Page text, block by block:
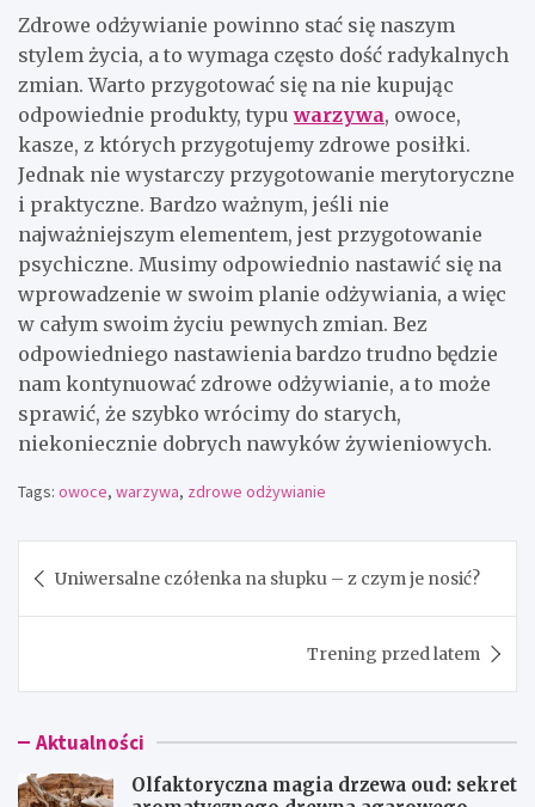
Zdrowe odżywianie powinno stać się naszym
stylem życia, a to wymaga często dość radykalnych
zmian. Warto przygotować się na nie kupując
odpowiednie produkty, typuwarzywa, owoce,
kasze, z których przygotujemy zdrowe posiłki.
Jednak nie wystarczy przygotowanie merytoryczne
i praktyczne. Bardzo ważnym, jeśli nie
najważniejszym elementem, jest przygotowanie
psychiczne. Musimy odpowiednio nastawić się na
wprowadzenie w swoim planie odżywiania, a więc
w całym swoim życiu pewnych zmian. Bez
odpowiedniego nastawienia bardzo trudno będzie
nam kontynuować zdrowe odżywianie, a to może
sprawić, że szybko wrócimy do starych,
niekoniecznie dobrych nawyków żywieniowych.
Tags: owoce, warzywa, zdrowe odżywianie
wpisu
Uniwersalne czółenka na słupku – z czym je nosić?
Trening przed latem
Aktualności
Olfaktoryczna magia drzewa oud: sekret